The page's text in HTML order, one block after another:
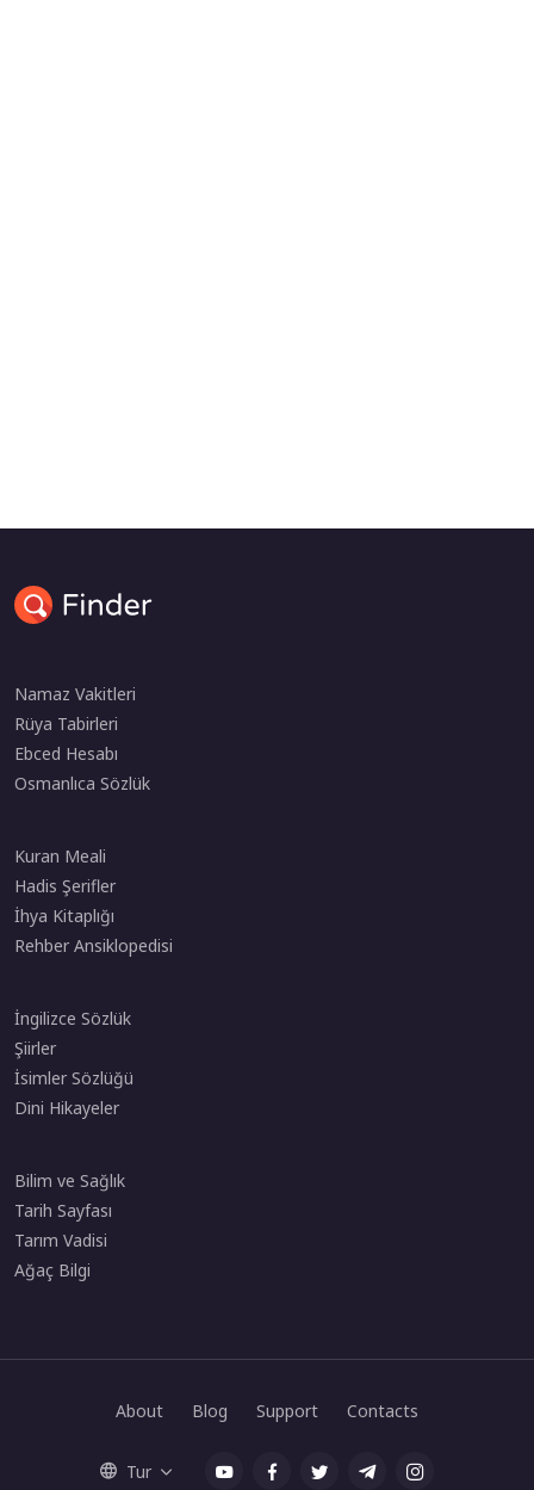
Namaz Vakitleri
Rüya Tabirleri
Ebced Hesabı
Osmanlıca Sözlük
Kuran Meali
Hadis Şerifler
İhya Kitaplığı
Rehber Ansiklopedisi
İngilizce Sözlük
Şiirler
İsimler Sözlüğü
Dini Hikayeler
Bilim ve Sağlık
Tarih Sayfası
Tarım Vadisi
Ağaç Bilgi
About Blog Support Contacts
Tur